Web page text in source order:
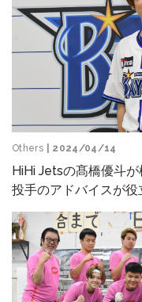
Others | 2024/04/14
HiHi Jetsの髙橋優斗
投手のアドバイスが役